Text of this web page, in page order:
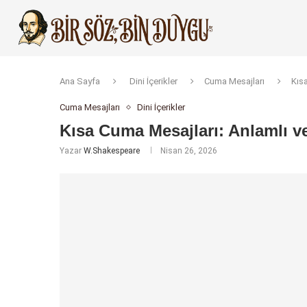
Ana Sayfa Dini İçerikler Cuma Mesajları
Cuma Mesajları Dini İçerikler
Kısa Cuma Mesajları: Anlamlı
Yazar W.Shakespeare Nisan 26, 2026